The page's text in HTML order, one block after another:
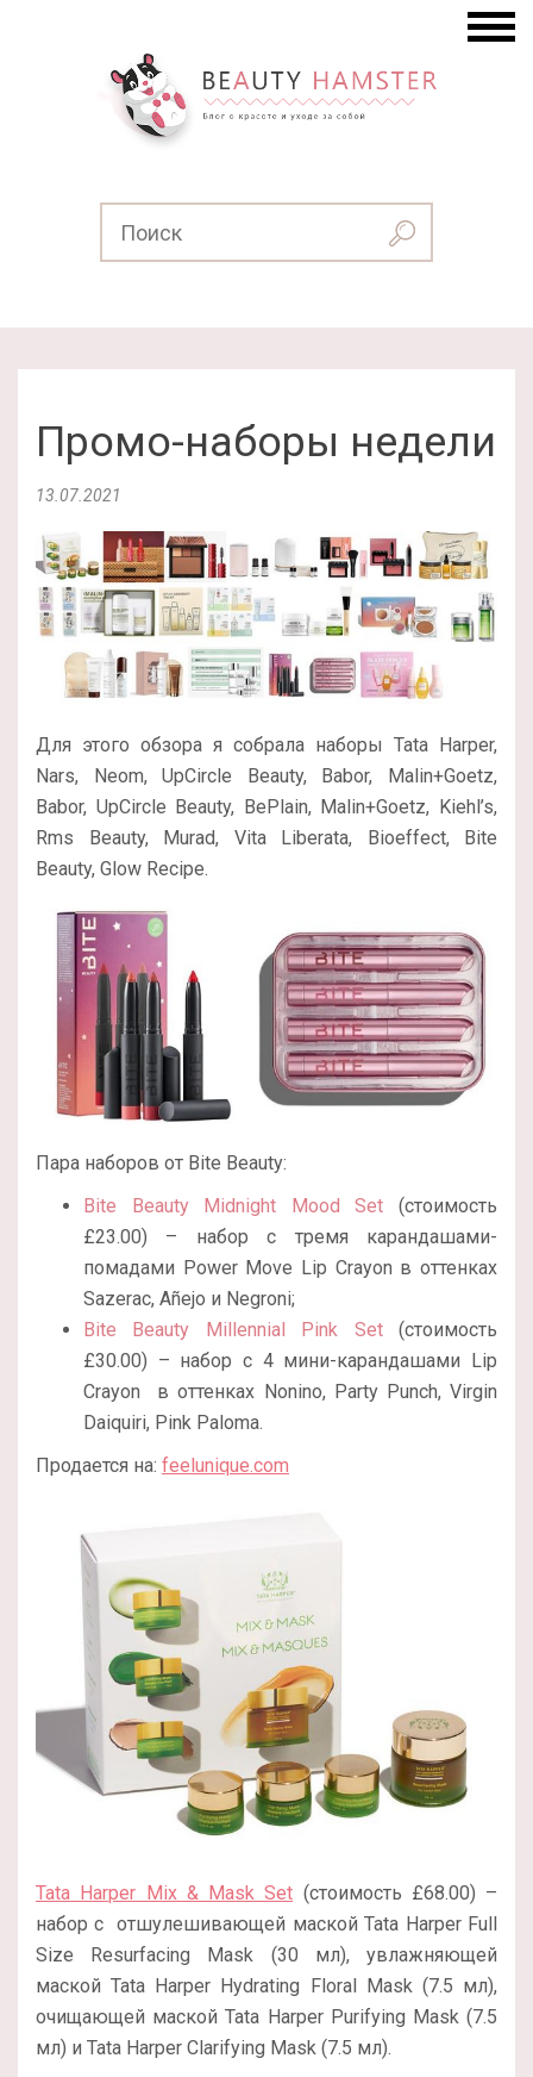
Промо-наборы недели
13.07.2021
Для этого обзора я собрала наборы Tata Harper,
Nars, Neom, UpCircle Beauty, Babor, Malin+Goetz,
Babor, UpCircle Beauty, BePlain, Malin+Goetz, Kiehl’s,
Rms Beauty, Murad, Vita Liberata, Bioeffect, Bite
Beauty, Glow Recipe.
Пара наборов от Bite Beauty:
Bite Beauty Midnight Mood Set (стоимость
£23.00) – набор с тремя карандашами-
помадами Power Move Lip Crayon в оттенках
Sazerac, Añejo и Negroni;
Bite Beauty Millennial Pink Set(стоимость
£30.00) – набор с 4 мини-карандашами Lip
Crayon
в оттенках Nonino, Party Punch, Virgin
Daiquiri, Pink Paloma.
Продается на: feelunique.com
Tata Harper Mix & Mask Set (стоимость £68.00) –
набор с отшулешивающей маской Tata Harper Full
Size Resurfacing Mask (30 мл), увлажняющей
маской Tata Harper Hydrating Floral Mask (7.5 мл),
очищающей маской Tata Harper Purifying Mask (7.5
мл) и Tata Harper Clarifying Mask (7.5 мл).